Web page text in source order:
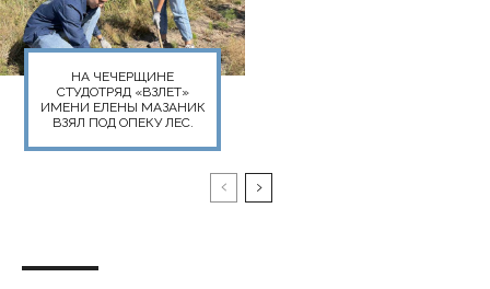
НА ЧЕЧЕРЩИНЕ
СТУДОТРЯД «ВЗЛЕТ»
ИМЕНИ ЕЛЕНЫ МАЗАНИК
ВЗЯЛ ПОД ОПЕКУ ЛЕС.